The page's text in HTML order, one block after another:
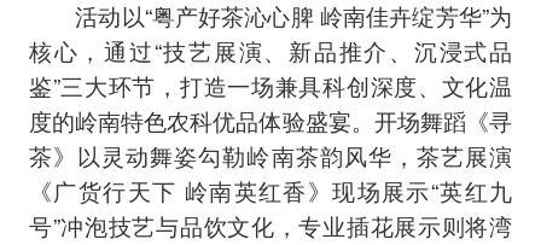
活动以“粤产好茶沁心脾 岭南佳卉绽芳华”为
核心，通过“技艺展演、新品推介、沉浸式品
鉴”三大环节，打造一场兼具科创深度、文化温
度的岭南特色农科优品体验盛宴。开场舞蹈《寻
茶》以灵动舞姿勾勒岭南茶韵风华，茶艺展演
《广货行天下 岭南英红香》现场展示“英红九
号”冲泡技艺与品饮文化，专业插花展示则将湾